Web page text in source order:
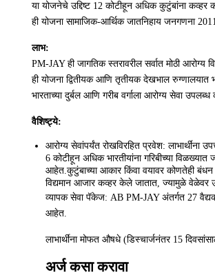
या योजनेचे उद्दिष्ट 12 कोटीहून अधिक कुटुंबांना
ही योजना सामाजिक-आर्थिक जातनिहाय जनगणना
लाभ:
PM-JAY ही जागतिक स्तरावरील सर्वात मोठी
ही योजना द्वितीयक आणि तृतीयक देखभाल रुग्णालयात
भारताच्या दुर्बल आणि गरीब वर्गाला आरोग्य सेवा
वैशिष्ट्ये:
आरोग्य सेवांपर्यंत रोखविरहित प्रवेश: लाभार्थींना
6 कोटीहून अधिक भारतीयांना गरिबीच्या
आहेत.कुटुंबाच्या आकार किंवा वयावर कोणतेही बंधन
विद्यमान आजार कव्हर केले जातात, ज्यामुळे वेळेवर
व्यापक सेवा पॅकेज: AB PM-JAY अंतर्गत 27
आहेत.
लाभार्थींना मोफत औषधे (डिस्चार्जनंतर 15
अर्ज कसा करावा